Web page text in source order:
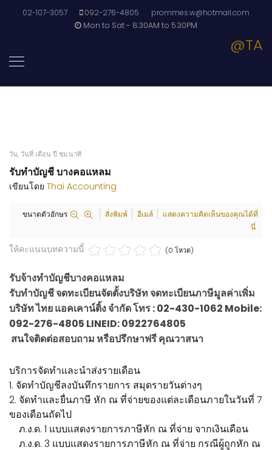
02-107-3057 092-276-4805
prommes.w@hotmail.com
Mon to Sat - 8.30AM to 5.30PM
@TA
วัน, วันที่ เดือน ปี ชม:นาที
รับทำบัญชี บางคอแหลม
เขียนโดย Thai Accounting
ขนาดตัวอักษร สั่งพิมพ์ อีเมล์
แสดงความคิดเห็นของคุณได้ที่
นี่
ให้คะแนนบทความนี้ (0 โหวต)
รับจ้างทำบัญชีบางคอแหลม
รับทำบัญชี จดทะเบียนจัดตั้งบริษัท จดทะเบียนภาษีมูลค่าเพิ่ม
บริษัท ไทย แอคเคาน์ติ้ง จำกัด โทร : 02-430-1062 Mobile:
092-276-4805 LINEID: 0922764805
สนใจติดต่อสอบถาม หรือปรึกษาฟรี คุณวาสนา
บริการจัดทำและนำส่งรายเดือน
1. จัดทำบัญชีลงบันทึกรายการ สมุดรายวันต่างๆ
2. จัดทำและยื่นภาษี หัก ณ ที่จ่ายของแต่ละเดือนภายในวันที่ 7
ของเดือนถัดไป
ภ.ง.ด. 1 แบบแสดงรายการภาษีหัก ณ ที่จ่าย จากเงินเดือน
ภ.ง.ด. 3 แบบแสดงรายการภาษีหัก ณ ที่จ่าย กรณีผู้ถูกหัก ณ